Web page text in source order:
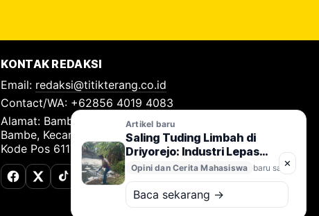
KONTAK REDAKSI
Email: redaksi@titikterang.co.id
Contact/WA: +62856 4019 4083
Alamat: Bambe Nomor 115, RT 009 RW 009, Desa
Bambe, Kecamatan Driyorejo, Kabupaten Gresik,
Kode Pos 61177
FacebookX (Twitter)
TikTok
Artikel baru
Saling Tuding Limbah di
Driyorejo: Industri Lepas
Tangan, Kali Surabaya
Terancam
Opini dan Cerita Mahasiswa baru saja
Baca sekarang →
✕